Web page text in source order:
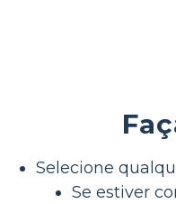
Selecione
Se estiver